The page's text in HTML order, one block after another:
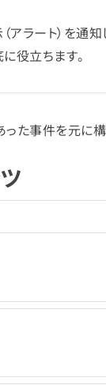
アラート）を通
役立ちます。
た事件を元に構